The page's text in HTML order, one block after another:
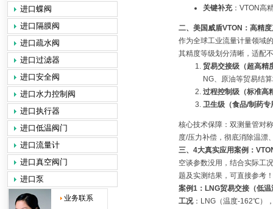
进口蝶阀
进口隔膜阀
进口疏水阀
进口过滤器
进口安全阀
进口水力控制阀
进口执行器
进口低温阀门
进口流量计
进口真空阀门
进口泵
业务联系
关键补充：VTON高
二、美国威盾VTON：高精
作为全球工业流量计量领域
其精度等级划分清晰，适配
贸易交接级（超高精
NG、原油等贸易结
过程控制级（标准高
卫生级（食品/制药专
核心技术保障：双测量管对
度/压力补偿，彻底消除温漂
三、4大真实应用案例：
空谈参数没用，结合实际工
题及实测结果，可直接参考！
案例1：LNG贸易交接（低
工况：LNG（温度-162℃）